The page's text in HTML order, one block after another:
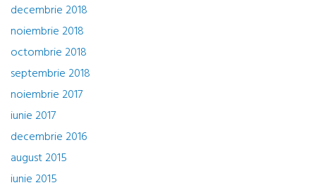
decembrie 2018
noiembrie 2018
octombrie 2018
septembrie 2018
noiembrie 2017
iunie 2017
decembrie 2016
august 2015
iunie 2015